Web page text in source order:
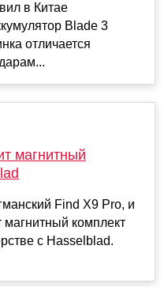
в Китае
Blade 3
отличается
магнитный
Find X9 Pro, и
комплект
с Hasselblad.